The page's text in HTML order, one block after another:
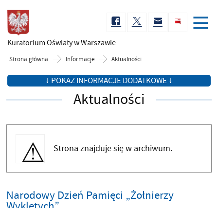
Kuratorium Oświatyw Warszawie
Strona główna Informacje Aktualności
↓ POKAŻ INFORMACJE DODATKOWE ↓
Aktualności
Strona znajduje się w archiwum.
Narodowy Dzień Pamięci „Żołnierzy